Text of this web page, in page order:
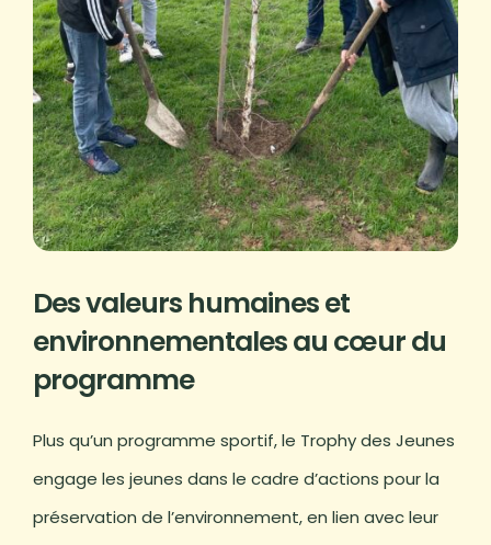
Des valeurs humaines et
environnementales au cœur du
programme
Plus qu’un programme sportif, le Trophy des Jeunes
engage les jeunes dans le cadre d’actions pour la
préservation de l’environnement, en lien avec leur